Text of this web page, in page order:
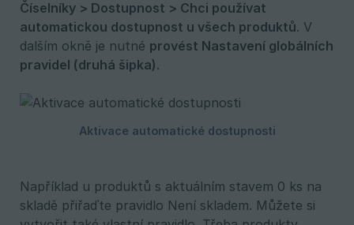
Číselníky > Dostupnost > Chci používat
automatickou dostupnost u všech produktů. V
dalším okně je nutné provést Nastavení globálních
pravidel (druhá šipka).
Například u produktů s aktuálním stavem 0 ks na
skladě přiřaďte pravidlo Není skladem. Můžete si